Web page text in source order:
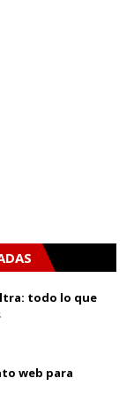
todo lo que
web para